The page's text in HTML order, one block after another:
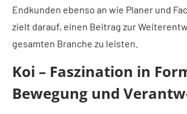
Endkunden ebenso an wie Planer und
zielt darauf, einen Beitrag zur
gesamten Branche zu leisten.
Koi – Faszination in
Bewegung und